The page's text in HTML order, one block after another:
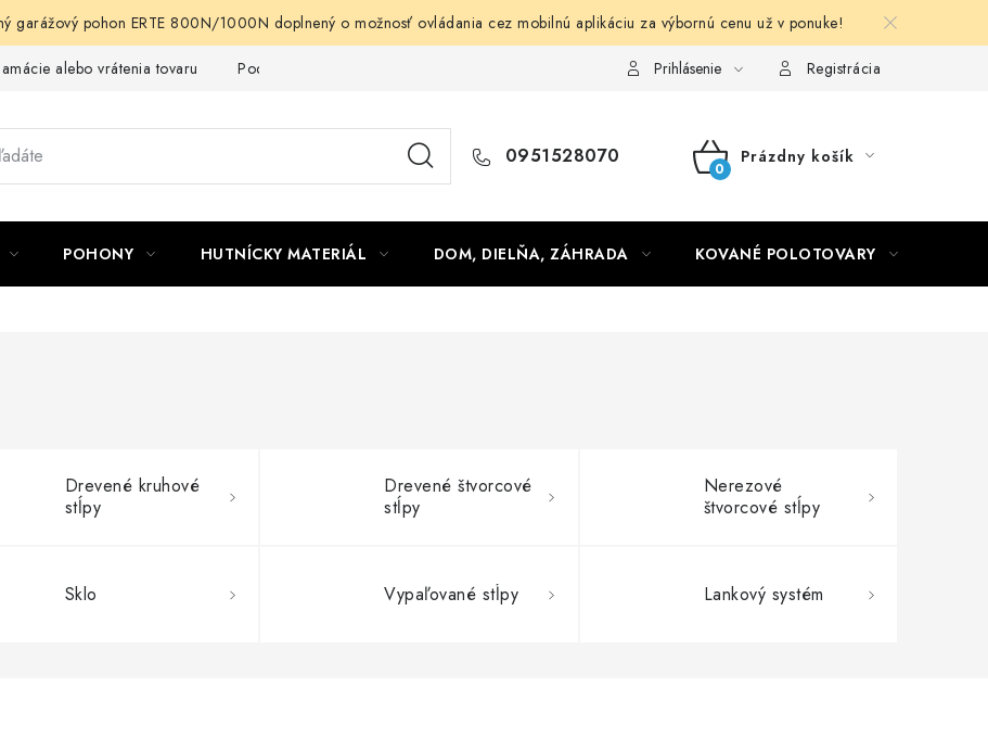
garážový pohon ERTE 800N/1000N doplnený o možnosť ovládania cez mobilnú aplikáciu za výbornú cenu už v ponuke!
alebo vrátenia tovaru Podmienky ochrany osobných údajov Obchodné podmienkyPrihlásenie Registrácia
0951528070
NÁKUPNÝ
Prázdny košík
POHONY HUTNÍCKY MATERIÁL DOM, DIELŇA, ZÁHRADA KOVANÉ POLOTOVARY
Drevené kruhové
stĺpy
Drevené štvorcové
stĺpy
Nerezové
štvorcové stĺpy
Sklo Vypaľované stĺpy Lankový systém